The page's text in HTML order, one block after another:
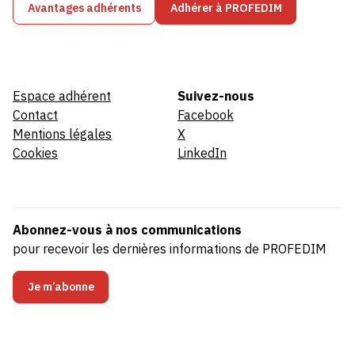
Avantages adhérents Adhérer à PROFEDIM
Espace adhérent
Contact
Mentions légales
Cookies
Suivez-nous
Facebook
X
LinkedIn
Abonnez-vous à nos communications
pour recevoir les dernières informations de PROFEDIM
Je m’abonne